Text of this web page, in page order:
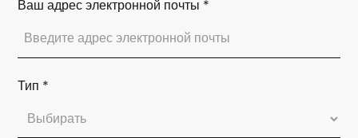
Ваш адрес электронной почты *
Тип *